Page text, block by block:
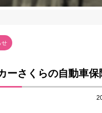
せ
ーさくらの自動車